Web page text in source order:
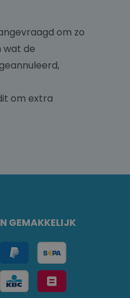
om zo
wat de
om extra
GEMAKKELIJK